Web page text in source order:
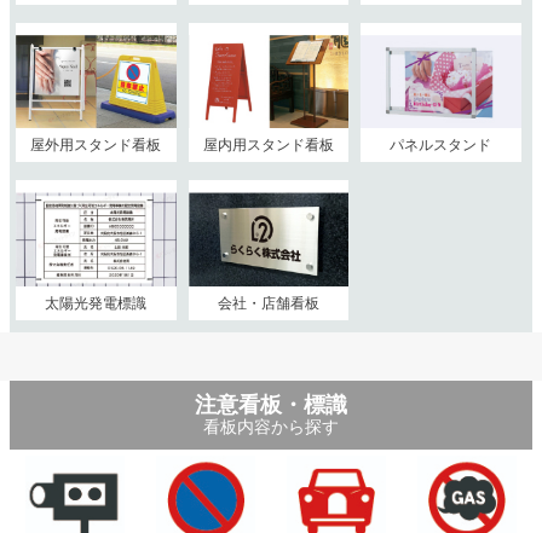
屋外用スタンド看板 屋内用スタンド看板 パネルスタンド
太陽光発電標識 会社・店舗看板
注意看板・標識
看板内容から探す